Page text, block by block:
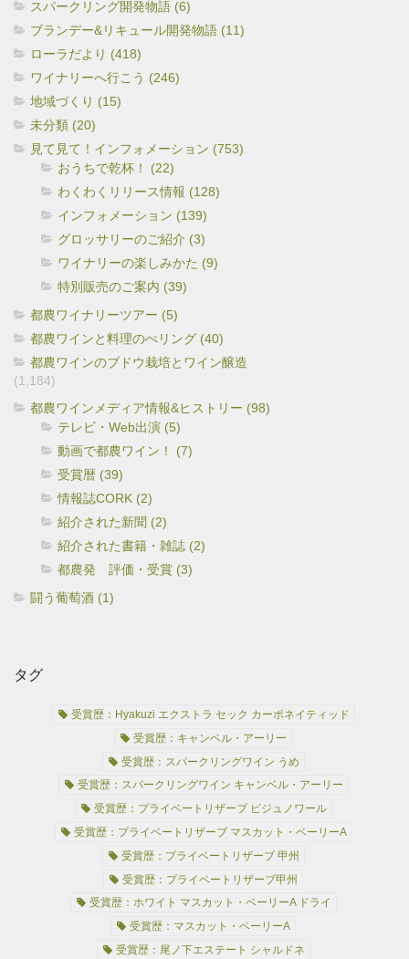
スパークリング開発物語 (6)
ブランデー&リキュール開発物語 (11)
ローラだより (418)
ワイナリーへ行こう (246)
地域づくり (15)
未分類 (20)
見て見て！インフォメーション (753)
おうちで乾杯！ (22)
わくわくリリース情報 (128)
インフォメーション (139)
グロッサリーのご紹介 (3)
ワイナリーの楽しみかた (9)
特別販売のご案内 (39)
都農ワイナリーツアー (5)
都農ワインと料理のぺリング (40)
都農ワインのブドウ栽培とワイン醸造
(1,184)
都農ワインメディア情報&ヒストリー (98)
テレビ・Web出演 (5)
動画で都農ワイン！ (7)
受賞暦 (39)
情報誌CORK (2)
紹介された新聞 (2)
紹介された書籍・雑誌 (2)
都農発 評価・受賞 (3)
闘う葡萄酒 (1)
タグ
受賞歴：Hyakuzi エクストラ セック カーボネイティッド
受賞歴：キャンベル・アーリー
受賞歴：スパークリングワイン うめ
受賞歴：スパークリングワイン キャンベル・アーリー
受賞歴：プライベートリザーブ ビジュノワール
受賞歴：プライベートリザーブ マスカット・ベーリーA
受賞歴：プライベートリザーブ 甲州
受賞歴：プライベートリザーブ甲州
受賞歴：ホワイト マスカット・ベーリーA ドライ
受賞歴：マスカット・ベーリーA
受賞歴：尾ノ下エステート シャルドネ